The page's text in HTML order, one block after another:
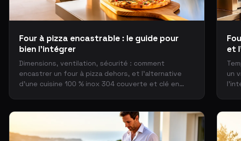
Four à pizza encastrable : le guide pour
bien l’intégrer
Dimensions, ventilation, sécurité : comment
encastrer un four à pizza dehors, et l’alternative
d’une cuisine 100 % inox 304 couverte et clé en
et
un